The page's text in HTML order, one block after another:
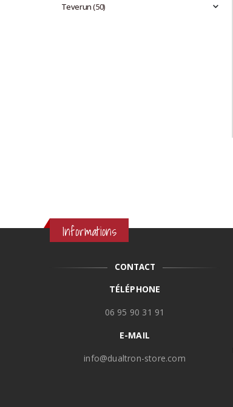
Teverun(50)
Informations
CONTACT
TÉLÉPHONE
06 95 90 31 91
E-MAIL
info@dualtron-store.com